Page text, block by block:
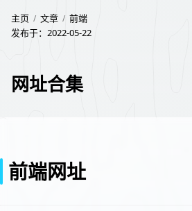
主页 文章
前端
发布于： 2022-05-22
网址合集
前端网址